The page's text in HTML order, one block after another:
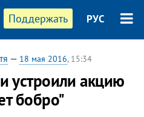
Поддержать РУС
— 18 мая 2016, 15:34
устроили акцию
бобро"